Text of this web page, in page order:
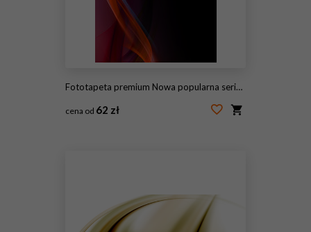
Fototapeta premium Nowa popularna seria. Nice Design
cena od 62 zł